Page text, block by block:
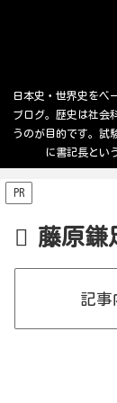
日本史・世界史をベ
ブログ。歴史は社会
うのが目的です。試
に書記長とい
PR
藤原鎌
記事